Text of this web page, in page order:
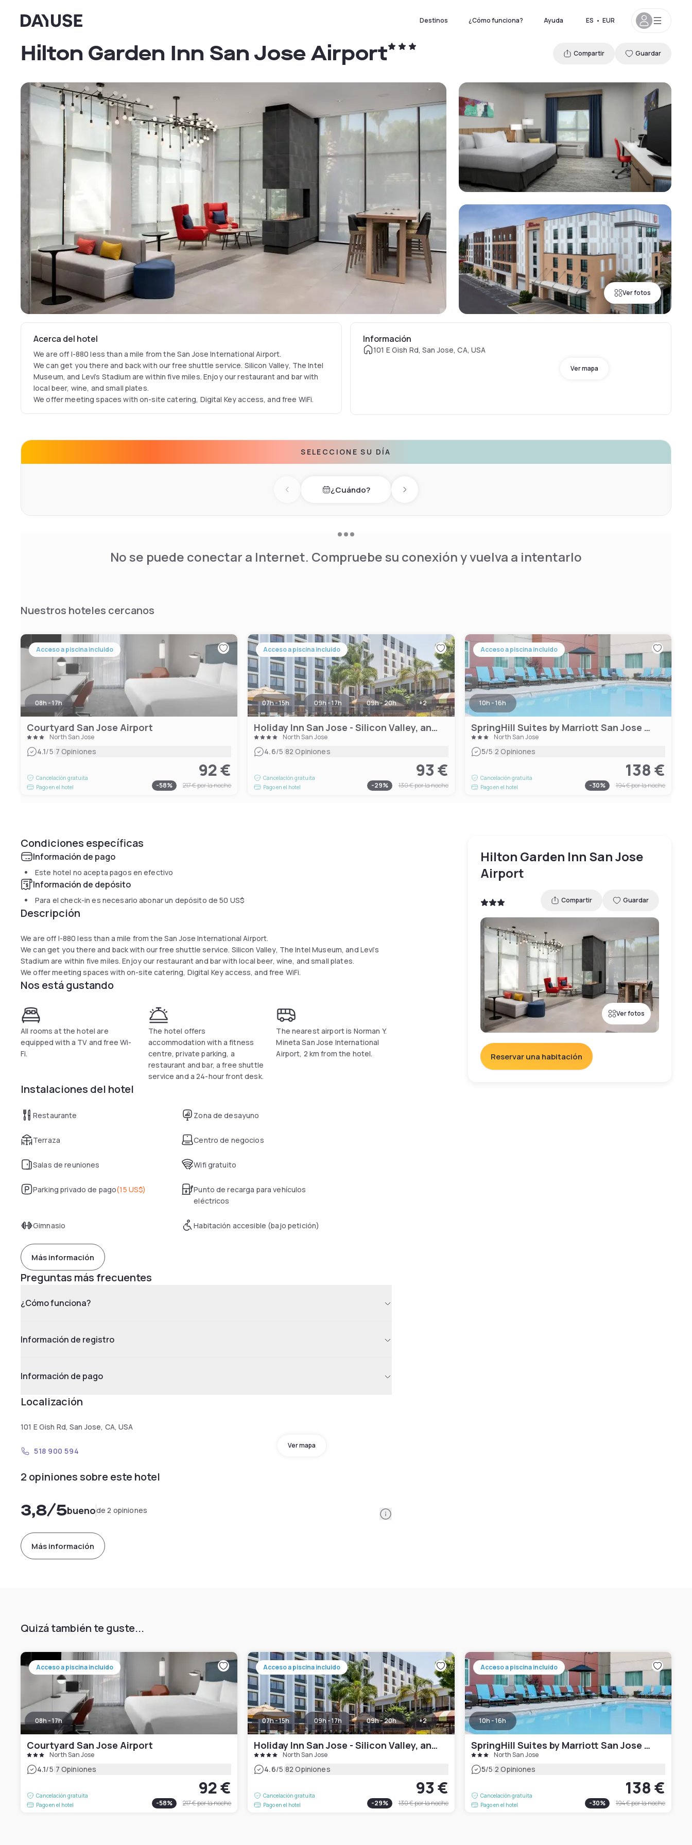
Dayuse Destinos ¿Cómo funciona? Ayuda ES • EUR
Ver fotos
Hilton Garden Inn San Jose Airport Compartir Guardar
Acerca del hotel
We are off I-880 less than a mile from the San Jose International Airport.
We can get you there and back with our free shuttle service. Silicon Valley, The Intel
Museum, and Levi’s Stadium are within five miles. Enjoy our restaurant and bar with
local beer, wine, and small plates.
We offer meeting spaces with on-site catering, Digital Key access, and free WiFi.
Información
101 E Gish Rd, San Jose, CA, USA
Ver mapa
SELECCIONE SU DÍA
Previous day¿Cuándo? Next day
No se puede conectar a Internet. Compruebe su conexión y vuelva a intentarlo
Nuestros hoteles cercanos
Acceso a piscina incluido
08h - 17h
Courtyard San Jose Airport
North San Jose
4.1/5|7 Opiniones
Cancelación gratuita
Pago en el hotel
92 €
-58% 217 €por la noche
Acceso a piscina incluido
07h - 15h 09h - 17h 09h - 20h +2
Holiday Inn San Jose - Silicon Valley, an IHG Hotel
North San Jose
4.6/5|82 Opiniones
Cancelación gratuita
Pago en el hotel
93 €
-29% 130 €por la noche
Acceso a piscina incluido
10h - 16h
SpringHill Suites by Marriott San Jose Airport
North San Jose
5/5|2 Opiniones
Cancelación gratuita
Pago en el hotel
138 €
-30% 194 €por la noche
Condiciones específicas
Información de pago
Este hotel no acepta pagos en efectivo
Información de depósito
Para el check-in es necesario abonar un depósito de50 US$
Descripción
We are off I-880 less than a mile from the San Jose International Airport.
We can get you there and back with our free shuttle service. Silicon Valley, The Intel Museum, and Levi’s
Stadium are within five miles. Enjoy our restaurant and bar with local beer, wine, and small plates.
We offer meeting spaces with on-site catering, Digital Key access, and free WiFi.
Nos está gustando
All rooms at the hotel are
equipped with a TV and free Wi-
Fi.
The hotel offers
accommodation with a fitness
centre, private parking, a
restaurant and bar, a free shuttle
service and a 24-hour front desk.
The nearest airport is Norman Y.
Mineta San Jose International
Airport, 2 km from the hotel.
Instalaciones del hotel
Restaurante Zona de desayuno
Terraza Centro de negocios
Salas de reuniones Wifi gratuito
Parking privado de pago(15 US$)
Punto de recarga para vehículos
eléctricos
Gimnasio Habitación accesible (bajo petición)
Más información
Preguntas más frecuentes
¿Cómo funciona?
Información de registro
Información de pago
Localización
101 E Gish Rd, San Jose, CA, USA
Ver mapa
518 900 594
2 opiniones sobre este hotel
3,8/5buenode 2 opiniones Information
Más información
Hilton Garden Inn San Jose
Airport
Compartir Guardar
Ver fotos
Reservar una habitación
Quizá también te guste...
Acceso a piscina incluido
08h - 17h
Courtyard San Jose Airport
North San Jose
4.1/5|7 Opiniones
Cancelación gratuita
Pago en el hotel
92 €
-58% 217 €por la noche
Acceso a piscina incluido
07h - 15h 09h - 17h 09h - 20h +2
Holiday Inn San Jose - Silicon Valley, an IHG Hotel
North San Jose
4.6/5|82 Opiniones
Cancelación gratuita
Pago en el hotel
93 €
-29% 130 €por la noche
Acceso a piscina incluido
10h - 16h
SpringHill Suites by Marriott San Jose Airport
North San Jose
5/5|2 Opiniones
Cancelación gratuita
Pago en el hotel
138 €
-30% 194 €por la noche